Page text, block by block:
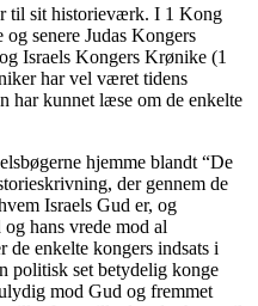
til sit historieværk. I 1 Kong
senere Judas Kongers
Israels Kongers Krønike (1
har vel været tidens
har kunnet læse om de enkelte
hjemme blandt “De
der gennem de
Israels Gud er, og
hans vrede mod al
enkelte kongers indsats i
politisk set betydelig konge
mod Gud og fremmet